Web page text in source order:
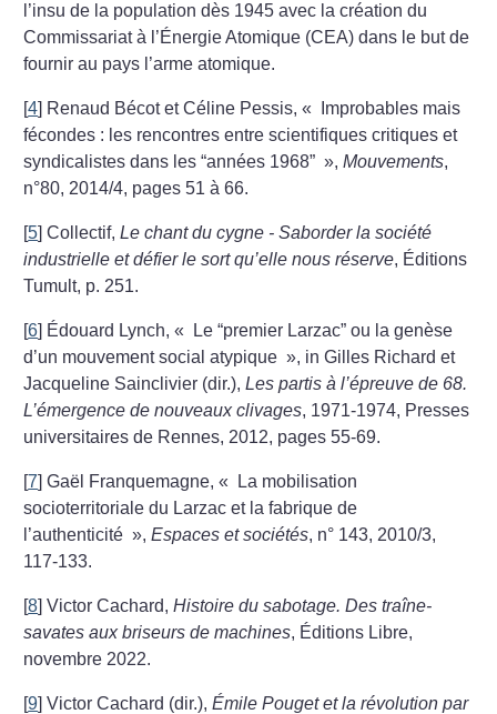
l’insu de la population dès 1945 avec la création du
Commissariat à l’Énergie Atomique (CEA) dans le but de
fournir au pays l’arme atomique.
[4] Renaud Bécot et Céline Pessis, «
Improbables mais
fécondes : les rencontres entre scientifiques critiques et
syndicalistes dans les “années 1968” »,Mouvements,
n°80, 2014/4, pages 51 à 66.
[5]Collectif,Le chant du cygne - Saborder la société
industrielle et défier le sort qu’elle nous réserve, Éditions
Tumult, p. 251.
[6] Édouard Lynch, «
Le “premier Larzac” ou la genèse
d’un mouvement social atypique », in Gilles Richard et
Jacqueline Sainclivier (dir.),Les partis à l’épreuve de 68.
L’émergence de nouveaux clivages, 1971-1974, Presses
universitaires de Rennes, 2012, pages 55-69.
[7]Gaël Franquemagne, «
La mobilisation
socioterritoriale du Larzac et la fabrique de
l’authenticité »,Espaces et sociétés, n° 143, 2010/3,
117-133.
[8]Victor Cachard,Histoire du sabotage. Des traîne-
savates aux briseurs de machines, Éditions Libre,
novembre 2022.
[9]Victor Cachard (dir.),Émile Pouget et la révolution par